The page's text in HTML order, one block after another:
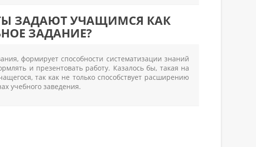
ЗАДАЮТ УЧАЩИМСЯ КАК
ЗАДАНИЕ?
формирует способности систематизации знаний
и презентовать работу. Казалось бы, такая на
так как не только способствует расширению
учебного заведения.